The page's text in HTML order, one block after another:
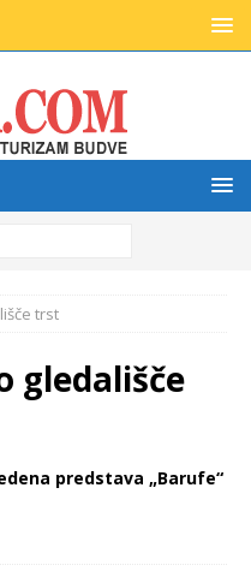
trst
gledališče
predstava „Barufe“